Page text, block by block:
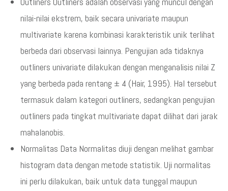
nilai-nilai ekstrem, baik secara univariate maupun
multivariate karena kombinasi karakteristik unik terlihat
berbeda dari observasi lainnya. Pengujian ada tidaknya
outliners univariate dilakukan dengan menganalisis nilai Z
yang berbeda pada rentang ± 4 (Hair, 1995). Hal tersebut
termasuk dalam kategori outliners, sedangkan pengujian
outliners pada tingkat multivariate dapat dilihat dari jarak
mahalanobis.
Normalitas Data Normalitas diuji dengan melihat gambar
histogram data dengan metode statistik. Uji normalitas
ini perlu dilakukan, baik untuk data tunggal maupun